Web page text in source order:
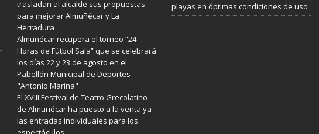
trasladan al alcalde sus propuestas
para mejorar Almuñécar y La
Herradura
Almuñécar recupera el torneo “24
Horas de Fútbol Sala” que se celebrará
los días 22 y 23 de agosto en el
Pabellón Municipal de Deportes
"Antonio Marina"
El XVIII Festival de Teatro Grecolatino
de Almuñécar ha puesto a la venta ya
las entradas individuales para los
playas en óptimas condiciones de uso